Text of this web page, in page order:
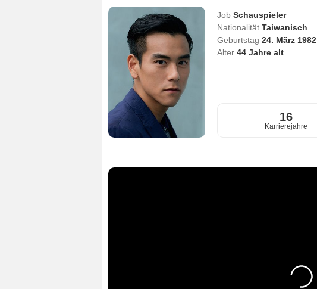
Job Schauspieler
Nationalität Taiwanisch
Geburtstag 24. März 1982
Alter 44Jahre alt
16
Karrierejahre